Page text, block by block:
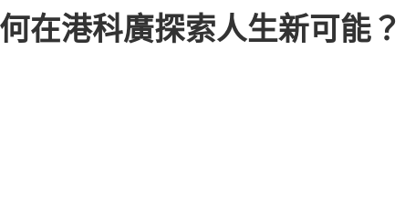
在港科廣探索人生新可能？